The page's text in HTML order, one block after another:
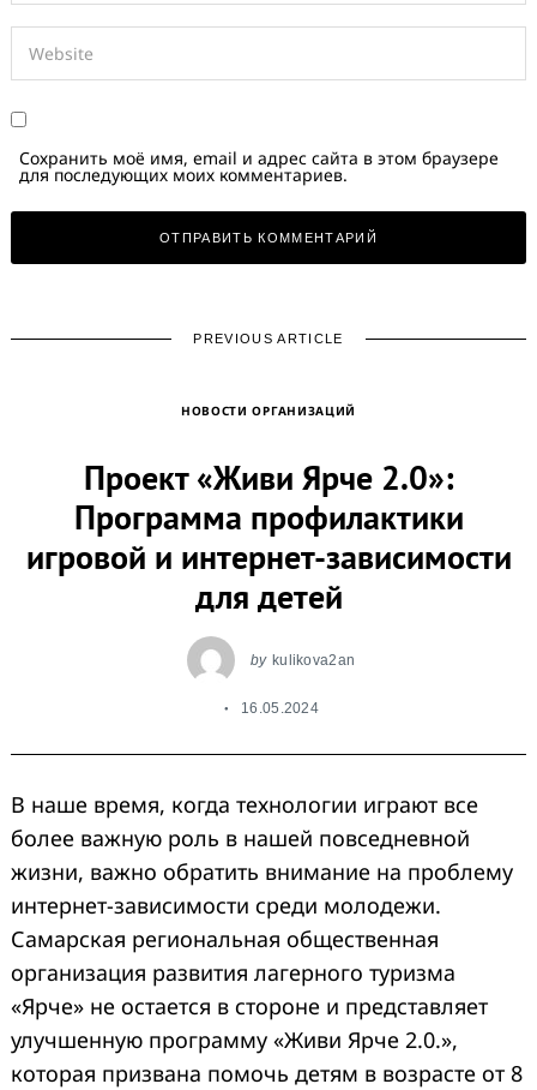
Сохранить моё имя, email и адрес сайта в этом браузере
для последующих моих комментариев.
PREVIOUS ARTICLE
НОВОСТИ ОРГАНИЗАЦИЙ
Проект «Живи Ярче 2.0»:
Программа профилактики
игровой и интернет-зависимости
для детей
by kulikova2an
16.05.2024
В наше время, когда технологии играют все
более важную роль в нашей повседневной
жизни, важно обратить внимание на проблему
интернет-зависимости среди молодежи.
Самарская региональная общественная
организация развития лагерного туризма
«Ярче» не остается в стороне и представляет
улучшенную программу «Живи Ярче 2.0.»,
которая призвана помочь детям в возрасте от 8